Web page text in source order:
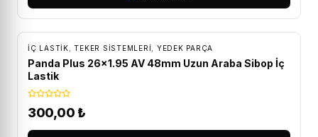
İÇ LASTIK ,TEKER SISTEMLERI YEDEK PARÇA
Panda Plus 26×1.95 AV 48mm Uzun Araba Sibop İç
Lastik
300,00 ₺